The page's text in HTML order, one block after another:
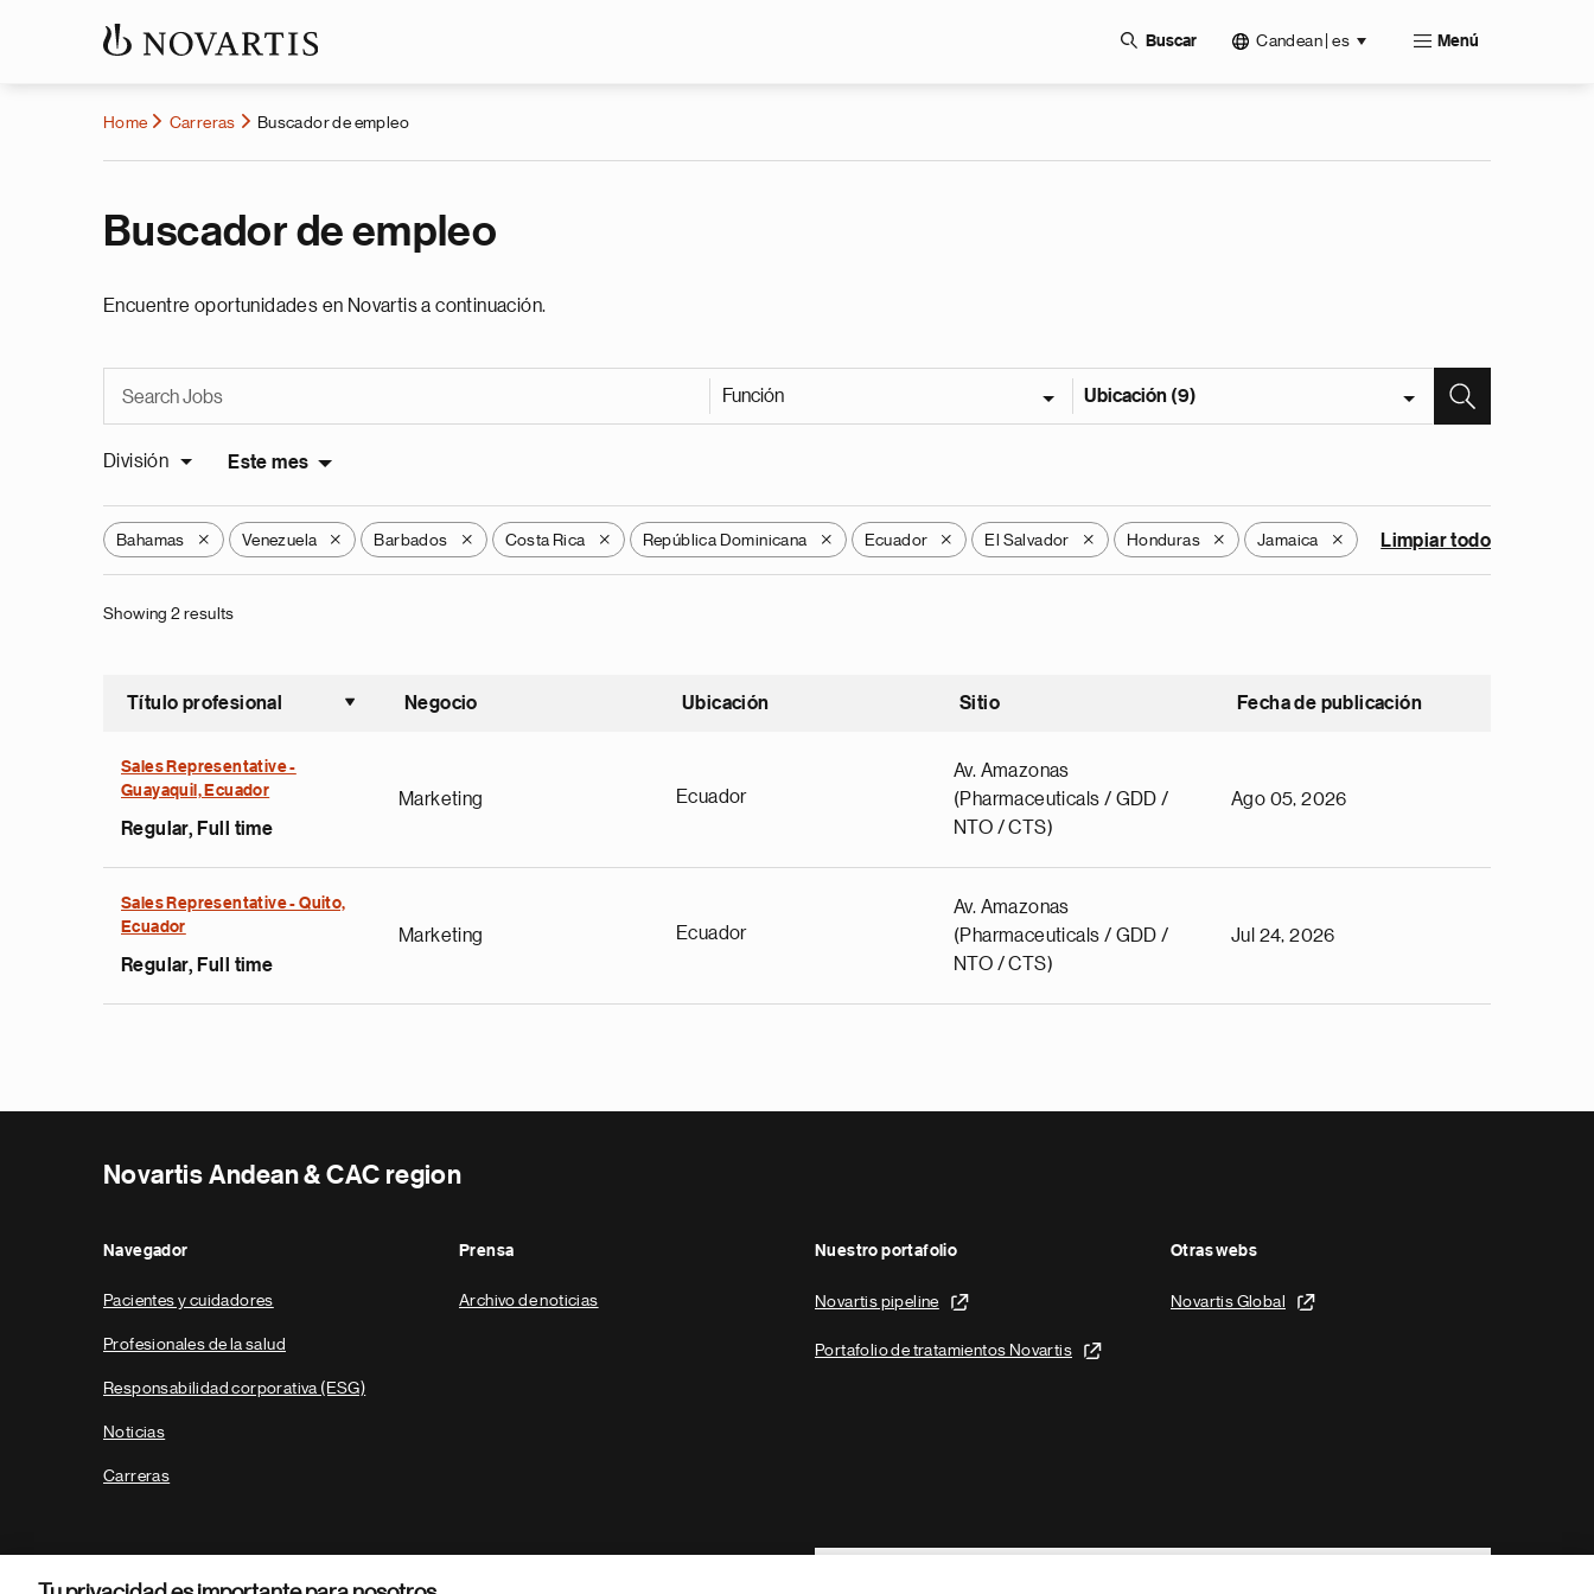
Buscar Candean | es Menú
Home Carreras Buscador de empleo
Buscador de empleo
Encuentre oportunidades en Novartis a continuación.
Función Ubicación (9)
División Este mes
Bahamas X Venezuela X Barbados X Costa Rica X República Dominicana X Ecuador X El Salvador X Honduras X Jamaica X Limpiar todo
Showing 2 results
Título profesional
Ordenar ascendente
Negocio Ubicación Sitio Fecha de publicación
Sales Representative -
Guayaquil, Ecuador
Regular, Full time
Marketing Ecuador
Av. Amazonas
(Pharmaceuticals / GDD /
NTO / CTS)
Ago 05, 2026
Sales Representative - Quito,
Ecuador
Regular, Full time
Marketing Ecuador
Av. Amazonas
(Pharmaceuticals / GDD /
NTO / CTS)
Jul 24, 2026
Novartis Andean & CAC region
Navegador
Pacientes y cuidadores
Profesionales de la salud
Responsabilidad corporativa (ESG)
Noticias
Carreras
Prensa
Archivo de noticias
Nuestro portafolio
Novartis pipeline
Portafolio de tratamientos Novartis
Otras webs
Novartis Global
Footer Site Search